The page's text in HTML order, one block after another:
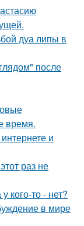
дуа липы в
после
время.
и
раз не
кого-то - нет?
в мире